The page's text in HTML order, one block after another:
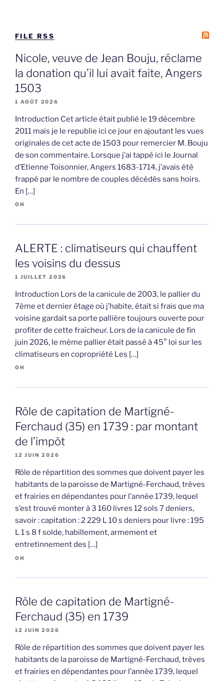
FILE RSS
Nicole, veuve de Jean Bouju, réclame
la donation qu’il lui avait faite, Angers
1503
1 AOÛT 2026
Introduction Cet article était publié le 19 décembre
2011 mais je le republie ici ce jour en ajoutant les vues
originales de cet acte de 1503 pour remercier M. Bouju
de son commentaire. Lorsque j’ai tappé ici le Journal
d’Etienne Toisonnier, Angers 1683-1714, j’avais été
frappé par le nombre de couples décédés sans hoirs.
En […]
OH
ALERTE : climatiseurs qui chauffent
les voisins du dessus
1 JUILLET 2026
Introduction Lors de la canicule de 2003, le pallier du
7ème et dernier étage où j’habite, était si frais que ma
voisine gardait sa porte pallière toujours ouverte pour
profiter de cette fraîcheur. Lors de la canicule de fin
juin 2026, le même pallier était passé à 45° loi sur les
climatiseurs en copropriété Les […]
OH
Rôle de capitation de Martigné-
Ferchaud (35) en 1739 : par montant
de l’impôt
12 JUIN 2026
Rôle de répartition des sommes que doivent payer les
habitants de la paroisse de Martigné-Ferchaud, trèves
et frairies en dépendantes pour l’année 1739, lequel
s’est trouvé monter à 3 160 livres 12 sols 7 deniers,
savoir : capitation : 2 229 L 10 s deniers pour livre : 195
L 1 s 8 f solde, habillement, armement et
entretinnement des […]
OH
Rôle de capitation de Martigné-
Ferchaud (35) en 1739
12 JUIN 2026
Rôle de répartition des sommes que doivent payer les
habitants de la paroisse de Martigné-Ferchaud, trèves
et frairies en dépendantes pour l’année 1739, lequel